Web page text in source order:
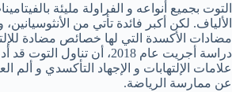
التوت بجميع أنواعه و الفراولة مليئة
الألياف. لكن أكبر فائدة تأتي من
مضادات الأكسدة التي لها خصائص مضادة
دراسة أجريت عام 2018، أن تناول
علامات الإلتهابات و الإجهاد التأكسدي و ألم
عن ممارسة الرياضة.